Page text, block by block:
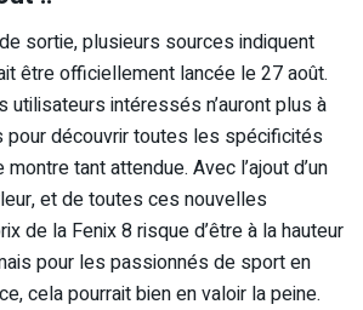
sortie, plusieurs sources indiquent
être officiellement lancée le 27 août.
utilisateurs intéressés n’auront plus à
pour découvrir toutes les spécificités
tant attendue. Avec l’ajout d’un
et de toutes ces nouvelles
de la Fenix 8 risque d’être à la hauteur
pour les passionnés de sport en
cela pourrait bien en valoir la peine.